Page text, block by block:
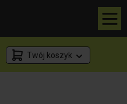
Twój koszyk